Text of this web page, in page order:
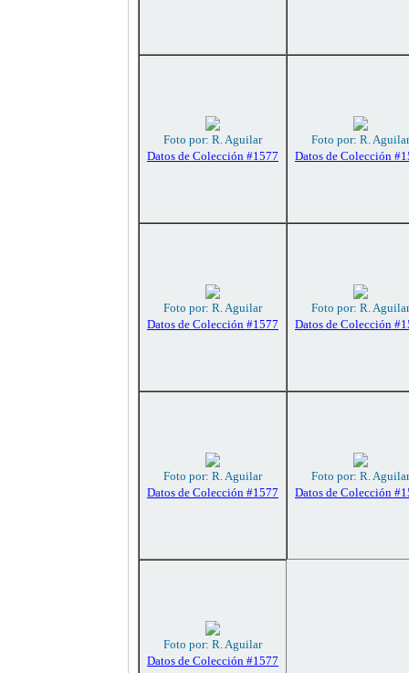
Foto por: R. Aguilar
Datos de Colección #1577
Foto por: R. Aguilar
Datos de Colección
Foto por: R. Aguilar
Datos de Colección #1577
Foto por: R. Aguilar
Datos de Colección
Foto por: R. Aguilar
Datos de Colección #1577
Foto por: R. Aguilar
Datos de Colección
Foto por: R. Aguilar
Datos de Colección #1577